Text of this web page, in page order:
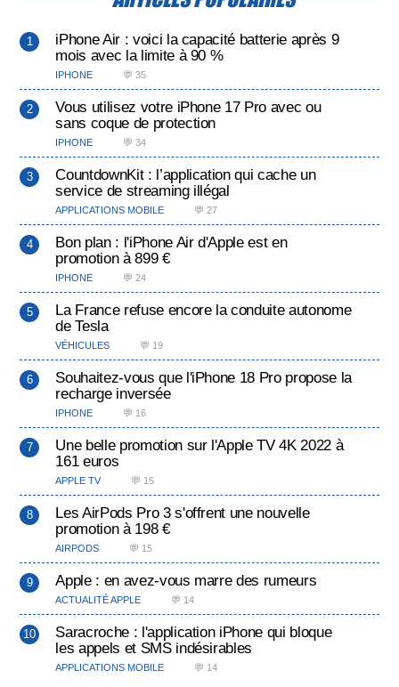
iPhone Air : voici la capacité batterie après 9
mois avec la limite à 90 %
IPHONE 💬 35
Vous utilisez votre iPhone 17 Pro avec ou
sans coque de protection
IPHONE 💬 34
CountdownKit : l’application qui cache un
service de streaming illégal
APPLICATIONS MOBILE 💬 27
Bon plan : l'iPhone Air d'Apple est en
promotion à 899 €
IPHONE 💬 24
La France refuse encore la conduite autonome
de Tesla
VÉHICULES 💬 19
Souhaitez-vous que l'iPhone 18 Pro propose la
recharge inversée
IPHONE 💬 16
Une belle promotion sur l'Apple TV 4K 2022 à
161 euros
APPLE TV 💬 15
Les AirPods Pro 3 s'offrent une nouvelle
promotion à 198 €
AIRPODS 💬 15
Apple : en avez-vous marre des rumeurs
ACTUALITÉ APPLE 💬 14
Saracroche : l'application iPhone qui bloque
les appels et SMS indésirables
APPLICATIONS MOBILE 💬 14